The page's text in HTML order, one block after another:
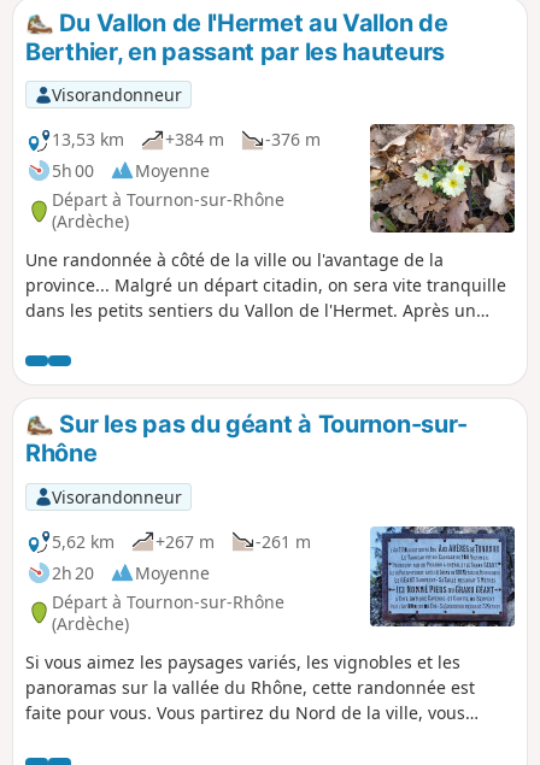
et les déchets étaient étalés sur les chemins de
terre en guise de goudron.
Du Vallon de l'Hermet au Vallon de
Berthier, en passant par les hauteurs
Visorandonneur
13,53 km
+384 m
-376 m
5h 00
Moyenne
Départ à Tournon-sur-Rhône
(Ardèche)
Une randonnée à côté de la ville ou l'avantage de la
province... Malgré un départ citadin, on sera vite tranquille
dans les petits sentiers du Vallon de l'Hermet. Après un
elle aussi sur sentier et en forêt.
Sur les pas du géant à Tournon-sur-
Rhône
Visorandonneur
5,62 km
+267 m
-261 m
2h 20
Moyenne
Départ à Tournon-sur-Rhône
(Ardèche)
Si vous aimez les paysages variés, les vignobles et les
panoramas sur la vallée du Rhône, cette randonnée est
faite pour vous. Vous partirez du Nord de la ville, vous